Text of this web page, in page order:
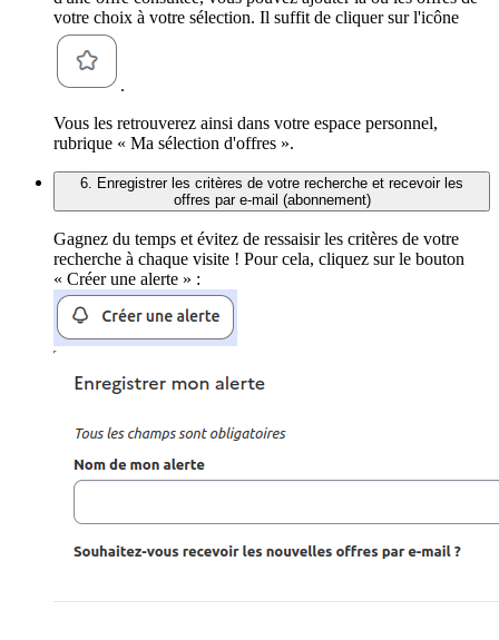
votre choix à votre sélection. Il suffit de cliquer sur l'icône
.
Vous les retrouverez ainsi dans votre espace personnel,
rubrique « Ma sélection d'offres ».
6. Enregistrer les critères de votre recherche et recevoir les
offres par e-mail (abonnement)
Gagnez du temps et évitez de ressaisir les critères de votre
recherche à chaque visite ! Pour cela, cliquez sur le bouton
« Créer une alerte » :